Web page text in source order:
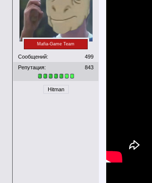
Mafia-Game Team
Сообщений:
499
Репутация:
843
Hitman